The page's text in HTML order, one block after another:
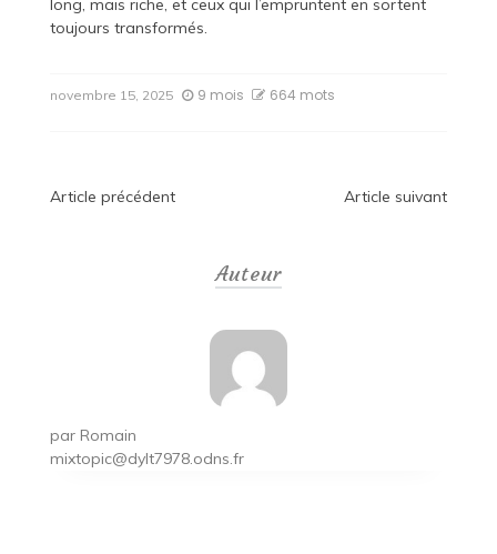
long, mais riche, et ceux qui l’empruntent en sortent
toujours transformés.
novembre 15, 2025 9 mois 664 mots
Navigation
Article précédent Article suivant
Auteur
par Romain
mixtopic@dylt7978.odns.fr